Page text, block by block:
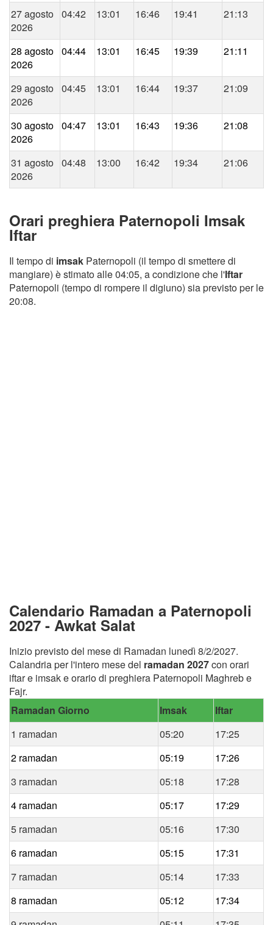
27 agosto
2026
04:42 13:01 16:46 19:41 21:13
28 agosto
2026
04:44 13:01 16:45 19:39 21:11
29 agosto
2026
04:45 13:01 16:44 19:37 21:09
30 agosto
2026
04:47 13:01 16:43 19:36 21:08
31 agosto
2026
04:48 13:00 16:42 19:34 21:06
Orari preghiera Paternopoli Imsak
Iftar
Il tempo di imsak Paternopoli (il tempo di smettere di
mangiare) è stimato alle 04:05, a condizione che l'Iftar
Paternopoli (tempo di rompere il digiuno) sia previsto per le
20:08.
Calendario Ramadan a Paternopoli
2027 - Awkat Salat
Inizio previsto del mese di Ramadan lunedì 8/2/2027.
Calandria per l'intero mese del ramadan 2027con orari
iftar e imsak e orario di preghiera Paternopoli Maghreb e
Fajr.
Ramadan Giorno
Imsak
Iftar
1 ramadan
05:20
17:25
2 ramadan
05:19
17:26
3 ramadan
05:18
17:28
4 ramadan
05:17
17:29
5 ramadan
05:16
17:30
6 ramadan
05:15
17:31
7 ramadan
05:14
17:33
8 ramadan
05:12
17:34